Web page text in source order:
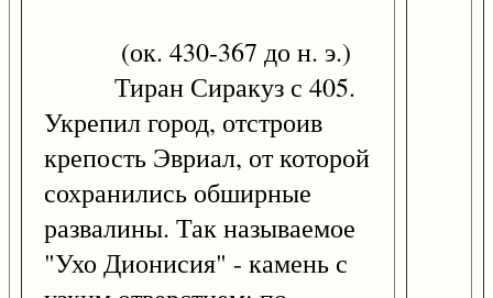
(ок. 430-367 до н. э.)
Тиран Сиракуз с 405.
Укрепил город, отстроив
крепость Эвриал, от которой
сохранились обширные
развалины. Так называемое
"Ухо Дионисия" - камень с